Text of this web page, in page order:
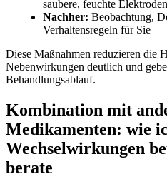
saubere, feuchte Elektroden
Nachher: Beobachtung,
Verhaltensregeln ‌für Sie
Diese Maßnahmen ‍reduzieren die
Nebenwirkungen deutlich und
Behandlungsablauf.
Kombination mit
Medikamenten: wie
Wechselwirkungen
berate